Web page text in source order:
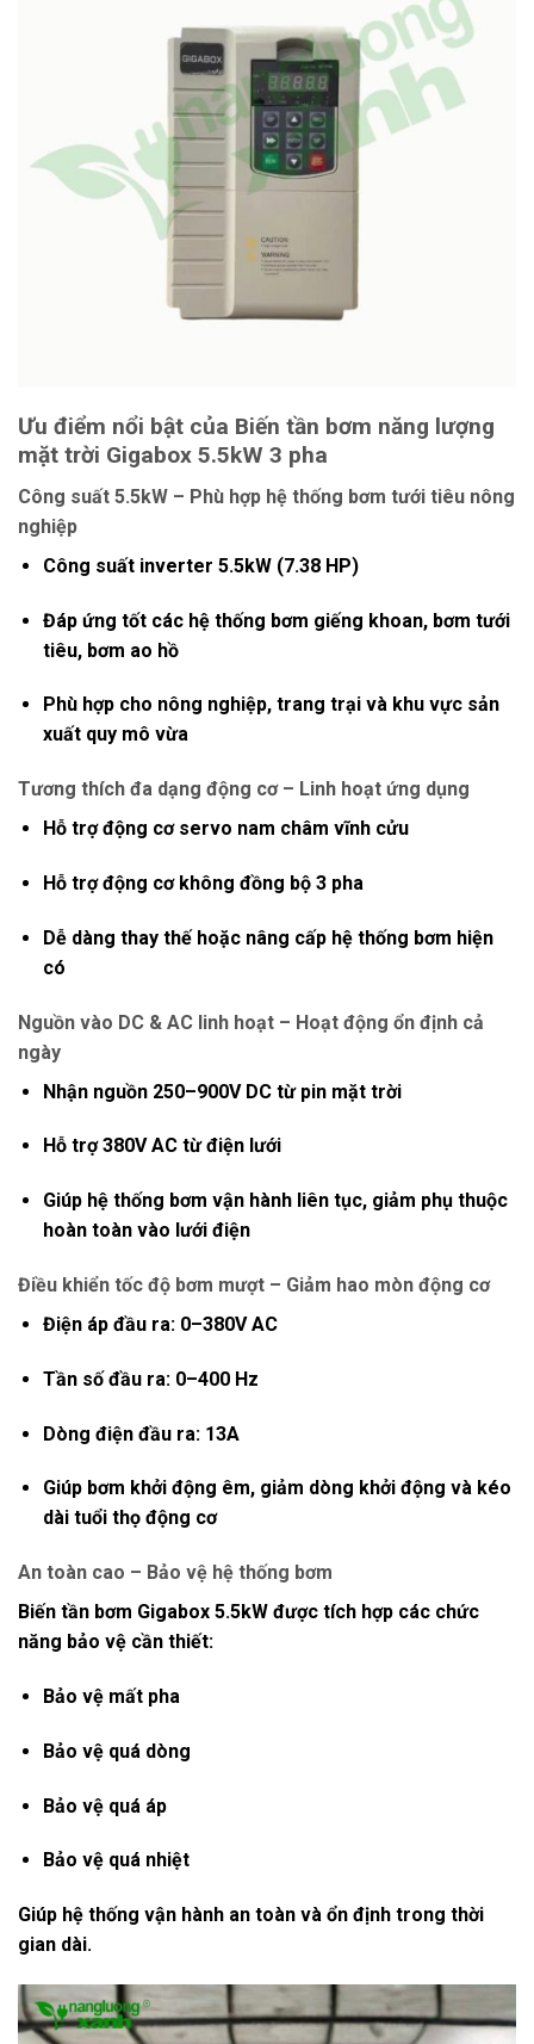
Ưu điểm nổi bật của Biến tần bơm năng lượng
mặt trời Gigabox 5.5kW 3 pha
Công suất 5.5kW – Phù hợp hệ thống bơm tưới tiêu nông
nghiệp
Công suất inverter 5.5kW (7.38 HP)
Đáp ứng tốt các hệ thống bơm giếng khoan, bơm tưới
tiêu, bơm ao hồ
Phù hợp cho nông nghiệp, trang trại và khu vực sản
xuất quy mô vừa
Tương thích đa dạng động cơ – Linh hoạt ứng dụng
Hỗ trợđộng cơ servo nam châm vĩnh cửu
Hỗ trợđộng cơ không đồng bộ 3 pha
Dễ dàng thay thế hoặc nâng cấp hệ thống bơm hiện
có
Nguồn vào DC & AC linh hoạt – Hoạt động ổn định cả
ngày
Nhận nguồn 250–900V DC từ pin mặt trời
Hỗ trợ380V AC từ điện lưới
Giúp hệ thống bơm vận hành liên tục, giảm phụ thuộc
hoàn toàn vào lưới điện
Điều khiển tốc độ bơm mượt – Giảm hao mòn động cơ
Điện áp đầu ra: 0–380V AC
Tần số đầu ra: 0–400 Hz
Dòng điện đầu ra: 13A
Giúp bơm khởi động êm, giảm dòng khởi động và kéo
dài tuổi thọ động cơ
An toàn cao – Bảo vệ hệ thống bơm
Biến tần bơm Gigabox 5.5kW được tích hợp các chức
năng bảo vệ cần thiết:
Bảo vệ mất pha
Bảo vệ quá dòng
Bảo vệ quá áp
Bảo vệ quá nhiệt
Giúp hệ thống vận hành an toàn và ổn định trong thời
gian dài.